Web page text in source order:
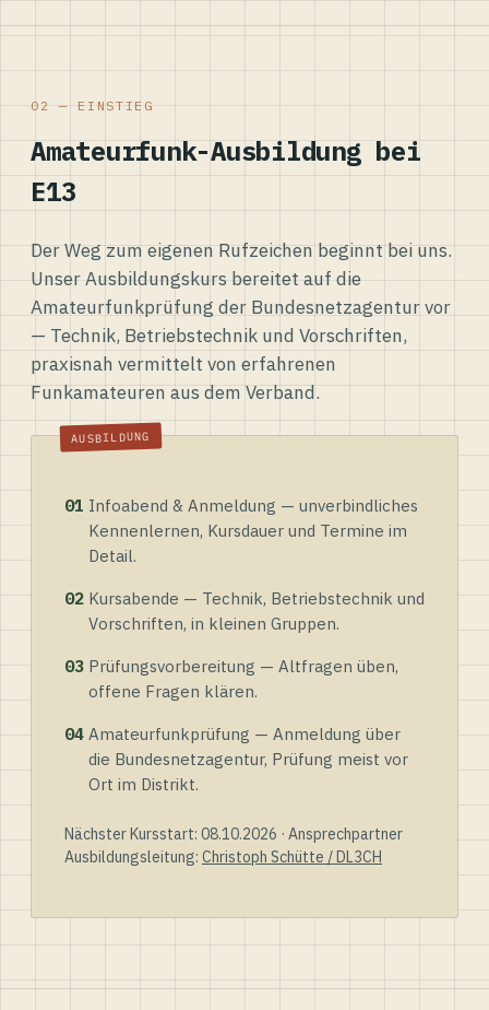
02 — EINSTIEG
Amateurfunk-Ausbildung bei
E13
Der Weg zum eigenen Rufzeichen beginnt bei uns.
Unser Ausbildungskurs bereitet auf die
Amateurfunkprüfung der Bundesnetzagentur vor
— Technik, Betriebstechnik und Vorschriften,
praxisnah vermittelt von erfahrenen
Funkamateuren aus dem Verband.
01 Infoabend & Anmeldung — unverbindliches
Kennenlernen, Kursdauer und Termine im
Detail.
02 Kursabende — Technik, Betriebstechnik und
Vorschriften, in kleinen Gruppen.
03 Prüfungsvorbereitung — Altfragen üben,
offene Fragen klären.
04 Amateurfunkprüfung — Anmeldung über
die Bundesnetzagentur, Prüfung meist vor
Ort im Distrikt.
Nächster Kursstart: 08.10.2026 · Ansprechpartner
Ausbildungsleitung: Christoph Schütte / DL3CH